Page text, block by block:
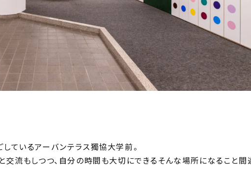
ているアーバンテラス獨協大学前。
交流もしつつ、自分の時間も大切にできるそんな場所になること間